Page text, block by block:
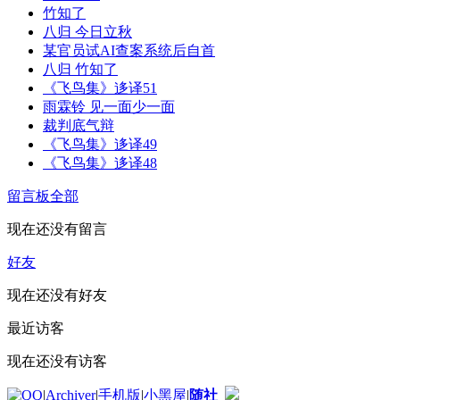
竹知了
八归 今日立秋
某官员试AI查案系统后自首
八归 竹知了
《飞鸟集》迻译51
雨霖铃 见一面少一面
裁判底气辩
《飞鸟集》迻译49
《飞鸟集》迻译48
留言板全部
现在还没有留言
好友
现在还没有好友
最近访客
现在还没有访客
|Archiver|手机版|小黑屋|随社